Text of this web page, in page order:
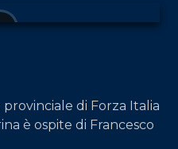
di Forza Italia
è ospite di Francesco